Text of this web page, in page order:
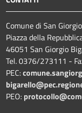
Comune di San
Piazza della
46051 San Giorgio
Tel. 0376/273111 -
PEC:
PEO: